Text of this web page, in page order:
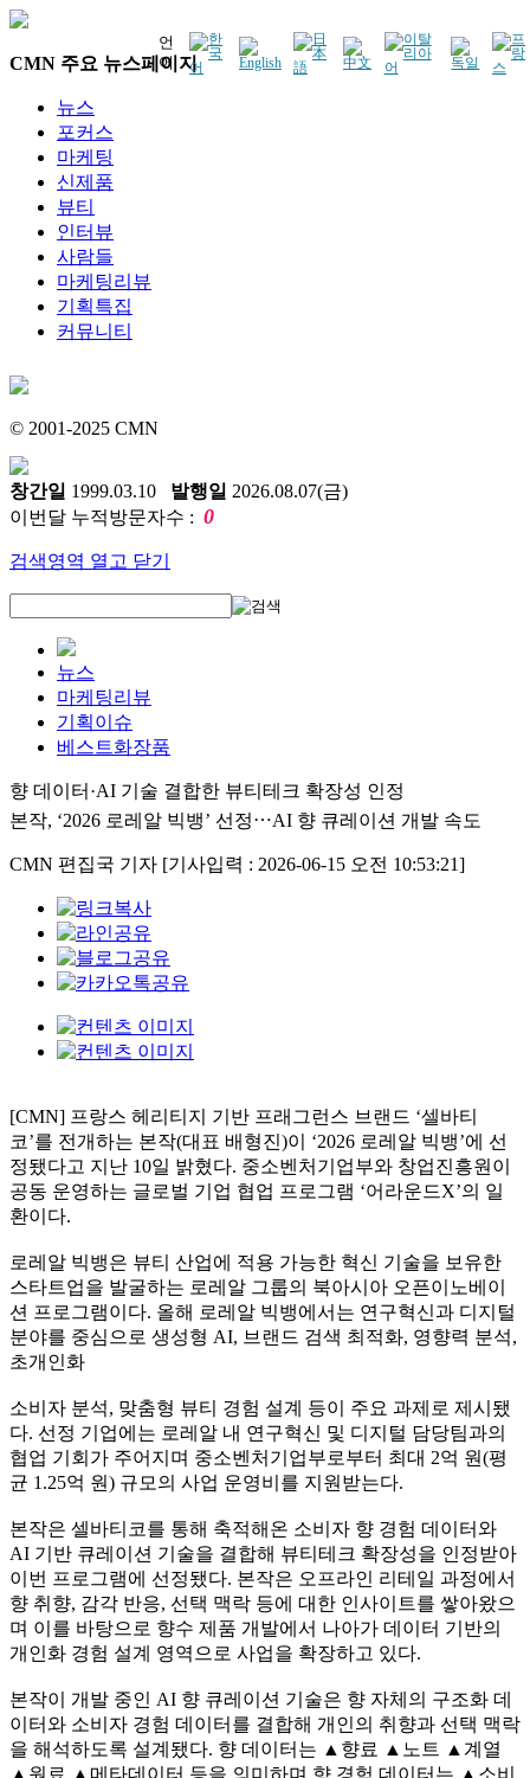
언
어
CMN 주요 뉴스페이지
뉴스
포커스
마케팅
신제품
뷰티
인터뷰
사람들
마케팅리뷰
기획특집
커뮤니티
© 2001-2025 CMN
창간일 1999.03.10 발행일 2026.08.07(금)
이번달 누적방문자수 : 0
검색영역 열고 닫기
뉴스
마케팅리뷰
기획이슈
베스트화장품
향 데이터·AI 기술 결합한 뷰티테크 확장성 인정
본작, ‘2026 로레알 빅뱅’ 선정⋯AI 향 큐레이션 개발 속도
CMN 편집국 기자 [기사입력 : 2026-06-15 오전 10:53:21]
[CMN] 프랑스 헤리티지 기반 프래그런스 브랜드 ‘셀바티
코’를 전개하는 본작(대표 배형진)이 ‘2026 로레알 빅뱅’에 선
정됐다고 지난 10일 밝혔다. 중소벤처기업부와 창업진흥원이
공동 운영하는 글로벌 기업 협업 프로그램 ‘어라운드X’의 일
환이다.
로레알 빅뱅은 뷰티 산업에 적용 가능한 혁신 기술을 보유한
스타트업을 발굴하는 로레알 그룹의 북아시아 오픈이노베이
션 프로그램이다. 올해 로레알 빅뱅에서는 연구혁신과 디지털
분야를 중심으로 생성형 AI, 브랜드 검색 최적화, 영향력 분석,
초개인화
소비자 분석, 맞춤형 뷰티 경험 설계 등이 주요 과제로 제시됐
다. 선정 기업에는 로레알 내 연구혁신 및 디지털 담당팀과의
협업 기회가 주어지며 중소벤처기업부로부터 최대 2억 원(평
균 1.25억 원) 규모의 사업 운영비를 지원받는다.
본작은 셀바티코를 통해 축적해온 소비자 향 경험 데이터와
AI 기반 큐레이션 기술을 결합해 뷰티테크 확장성을 인정받아
이번 프로그램에 선정됐다. 본작은 오프라인 리테일 과정에서
향 취향, 감각 반응, 선택 맥락 등에 대한 인사이트를 쌓아왔으
며 이를 바탕으로 향수 제품 개발에서 나아가 데이터 기반의
개인화 경험 설계 영역으로 사업을 확장하고 있다.
본작이 개발 중인 AI 향 큐레이션 기술은 향 자체의 구조화 데
이터와 소비자 경험 데이터를 결합해 개인의 취향과 선택 맥락
을 해석하도록 설계됐다. 향 데이터는 ▲향료 ▲노트 ▲계열
▲원료 ▲메타데이터 등을 의미하며 향 경험 데이터는 ▲소비